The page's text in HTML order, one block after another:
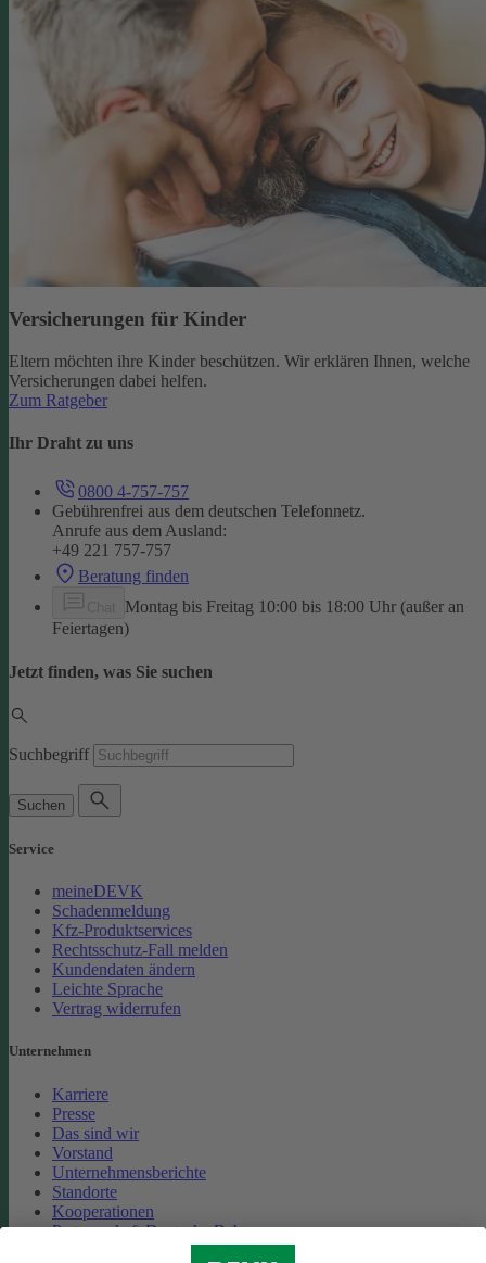
Versicherungen für Kinder
Eltern möchten ihre Kinder beschützen. Wir erklären Ihnen, welche
Versicherungen dabei helfen.
Zum Ratgeber
Ihr Draht zu uns
0800 4-757-757
Gebührenfrei aus dem deutschen Telefonnetz.
Anrufe aus dem Ausland:
+49 221 757-757
Beratung finden
Montag bis Freitag 10:00 bis 18:00 Uhr (außer an
Feiertagen)
Jetzt finden, was Sie suchen
Suchbegriff
Suchen
Service
meineDEVK
Schadenmeldung
Kfz-Produktservices
Rechtsschutz-Fall melden
Kundendaten ändern
Leichte Sprache
Vertrag widerrufen
Unternehmen
Karriere
Presse
Das sind wir
Vorstand
Unternehmensberichte
Standorte
Kooperationen
Partnerschaft Deutsche Bahn